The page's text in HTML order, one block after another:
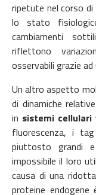
ripetute nel corso
lo stato
cambiamenti
riflettono
osservabili grazie
Un altro aspetto
di dinamiche
in sistemi
fluorescenza, i
piuttosto grandi
impossibile il loro
causa di una
proteine endogene